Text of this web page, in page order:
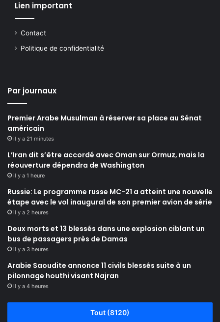
Lien important
Contact
Politique de confidentialité
Par journaux
Premier Arabe Musulman à réserver sa place au Sénat
américain
il y a 21 minutes
L’Iran dit s’être accordé avec Oman sur Ormuz, mais la
réouverture dépendra de Washington
il y a 1 heure
Russie: Le programme russe MC-21 a atteint une nouvelle
étape avec le vol inaugural de son premier avion de série
il y a 2 heures
Deux morts et 13 blessés dans une explosion ciblant un
bus de passagers près de Damas
il y a 3 heures
Arabie Saoudite annonce 11 civils blessés suite à un
pilonnage houthi visant Najran
il y a 4 heures
Tout (8120)